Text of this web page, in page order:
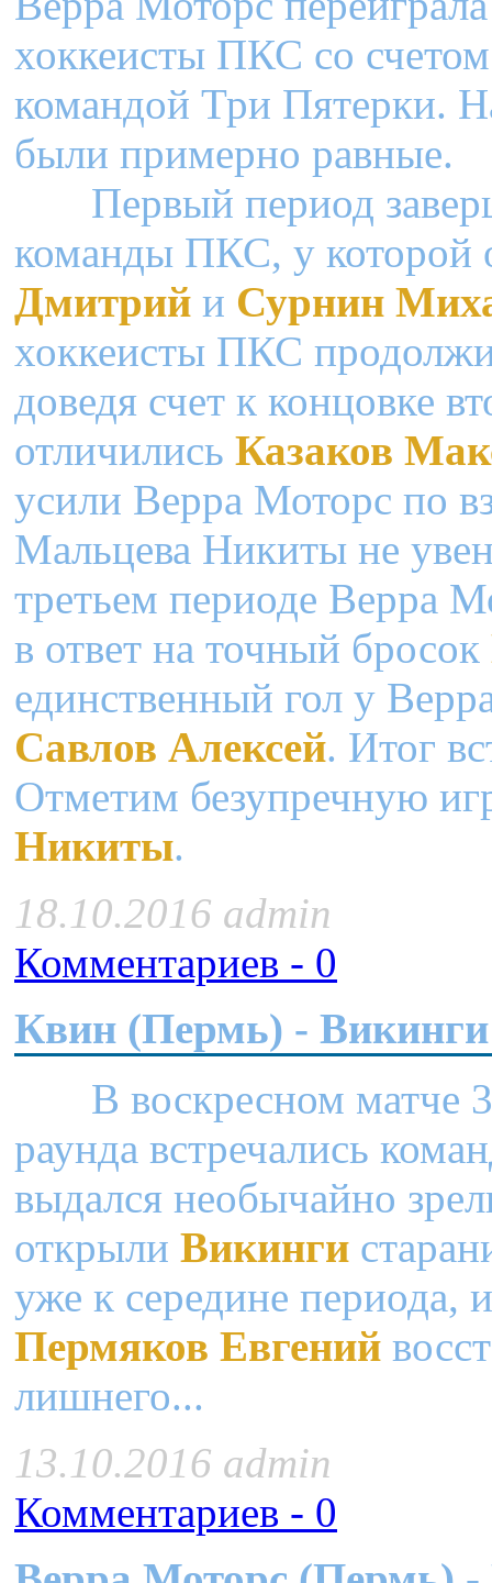
хоккеисты ПКС со
командой Три Пятерки.
были примерно равные.
Первый период
команды ПКС, у которой
Дмитрий и Сурнин
хоккеисты ПКС
доведя счет к концовке
отличились Казаков
усили Верра Моторс по
Мальцева Никиты не
третьем периоде Верра
в ответ на точный бросок
единственный гол у
Савлов Алексей. Итог
Отметим безупречную
Никиты.
18.10.2016 admin
Комментариев - 0
Квин (Пермь) -
В воскресном матче 3-
раунда встречались
выдался необычайно
открыли Викинги
уже к середине периода,
Пермяков Евгений
лишнего...
13.10.2016 admin
Комментариев - 0